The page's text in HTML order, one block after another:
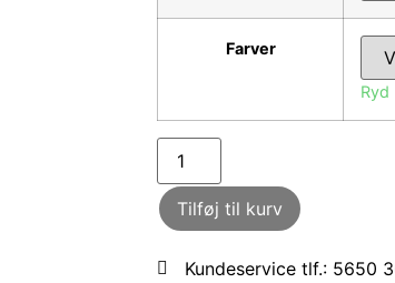
Farver
Ryd
Tilføj til kurv
Kundeservice tlf.: 5650